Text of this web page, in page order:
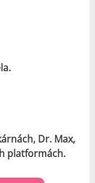
Dr. Max,
platformách.